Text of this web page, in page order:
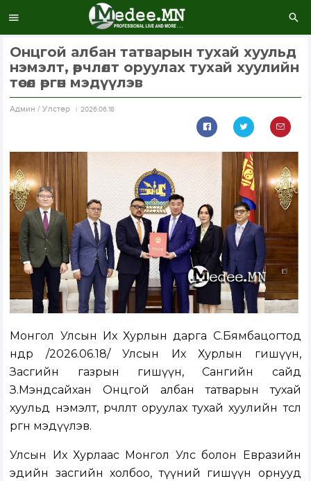
Онцгой албан татварын тухай хуульд
нэмэлт, өөрчлөлт оруулах тухай хуулийн
төсөл өргөн мэдүүлэв
Aдмин / Улстөр 2026.06.18
Монгол Улсын Их Хурлын дарга С.Бямбацогтод
өнөөдөр /2026.06.18/ Улсын Их Хурлын гишүүн,
Засгийн газрын гишүүн, Сангийн сайд
З.Мэндсайхан Онцгой албан татварын тухай
хуульд нэмэлт, өөрчлөлт оруулах тухай хуулийн төсөл
өргөн мэдүүлэв.
Улсын Их Хурлаас Монгол Улс болон Евразийн
эдийн засгийн холбоо, түүний гишүүн орнууд